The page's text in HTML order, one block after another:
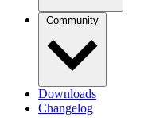
Community
Downloads
Changelog